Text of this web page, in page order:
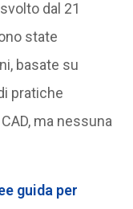
dal 21
state
basate su
pratiche
ma nessuna
guida per